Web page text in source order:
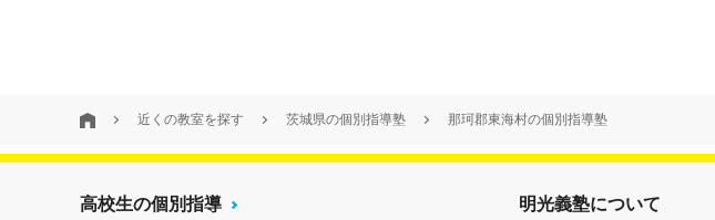
近くの教室を探す 茨城県の個別指導塾 那珂郡東海村の個別指導塾
高校生の個別指導
明光義塾について